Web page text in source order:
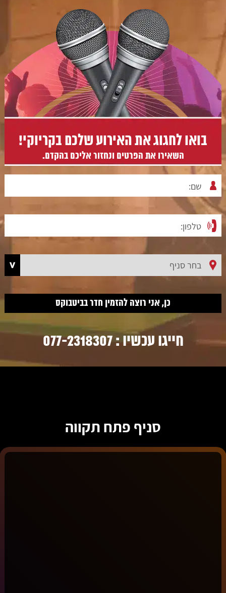
בואו לחגוג את האירוע שלכם בקריוקי!
השאירו את הפרטים ונחזור אליכם בהקדם.
חייגו עכשיו :077-2318307
סניף פתח תקווה